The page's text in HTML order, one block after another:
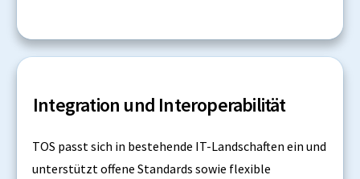
Integration und Interoperabilität
TOS passt sich in bestehende IT-Landschaften ein und
unterstützt offene Standards sowie flexible